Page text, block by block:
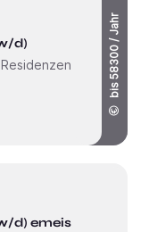
d)
bis 58300 / Jahr
d) emeis